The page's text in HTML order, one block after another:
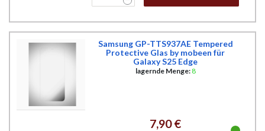
Samsung GP-TTS937AE Tempered
Protective Glas by mobeen für
Galaxy S25 Edge
lagernde Menge: 8
7,90 €